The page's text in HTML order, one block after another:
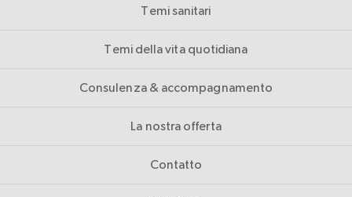
Temi sanitari
Temi della vita quotidiana
Consulenza & accompagnamento
La nostra offerta
Contatto